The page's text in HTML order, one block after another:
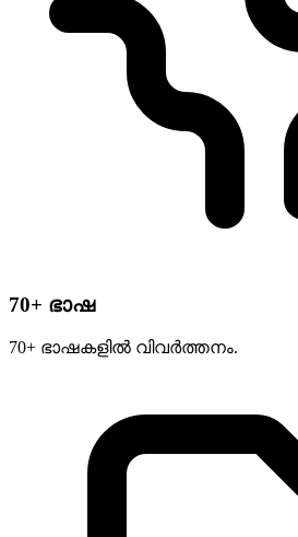
70+ ഭാഷ
70+ ഭാഷകളിൽ വിവർത്തനം.